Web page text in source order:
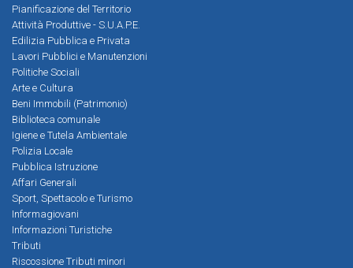
Pianificazione del Territorio
Attività Produttive - S.U.A.P.E.
Edilizia Pubblica e Privata
Lavori Pubblici e Manutenzioni
Politiche Sociali
Arte e Cultura
Beni Immobili (Patrimonio)
Biblioteca comunale
Igiene e Tutela Ambientale
Polizia Locale
Pubblica Istruzione
Affari Generali
Sport, Spettacolo e Turismo
Informagiovani
Informazioni Turistiche
Tributi
Riscossione Tributi minori